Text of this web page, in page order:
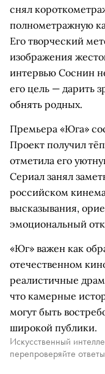
снял
полнометражную
Его творческий
изображения
интервью Соснин
его цель — дарить
обнять родных.
Премьера «Юга»
Проект получил
отметила его
Сериал занял
российском
высказывания,
эмоциональный
«Юг» важен как
отечественном
реалистичные
что камерные
могут быть
широкой публики.
Искусственный
перепроверяйте